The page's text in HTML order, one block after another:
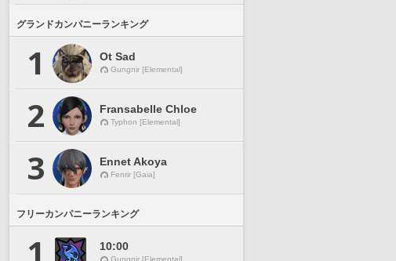
グランドカンパニーランキング
1 Ot Sad
Gungnir [Elemental]
2 Fransabelle Chloe
Typhon [Elemental]
3 Ennet Akoya
Fenrir [Gaia]
フリーカンパニーランキング
1 10:00
Gungnir [Elemental]